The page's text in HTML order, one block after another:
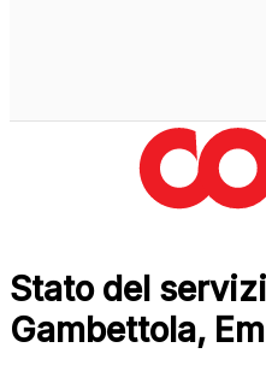
Stato del
Gambettola,